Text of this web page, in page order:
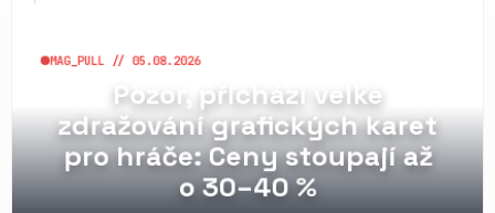
zdražování grafických karet
pro hráče: Ceny stoupají až
o 30–40 %